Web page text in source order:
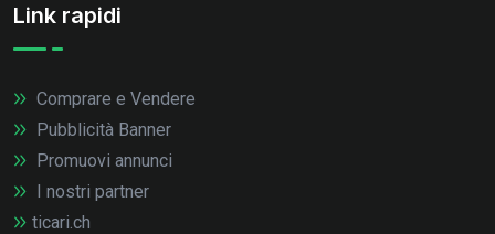
Link rapidi
Comprare e Vendere
Pubblicità Banner
Promuovi annunci
I nostri partner
ticari.ch